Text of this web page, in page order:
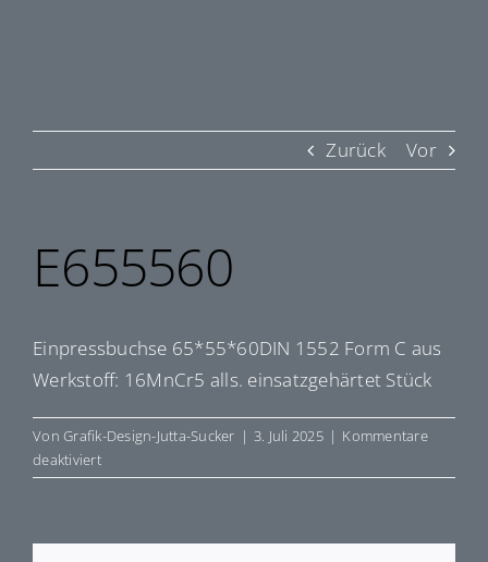
Zurück Vor
E655560
Einpressbuchse 65*55*60DIN 1552 Form C aus
Werkstoff: 16MnCr5 alls. einsatzgehärtet Stück
VonGrafik-Design-Jutta-Sucker | 3. Juli 2025 | Kommentare
deaktiviertfür
E655560